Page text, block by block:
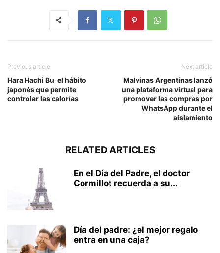
Previous article
Hara Hachi Bu, el hábito
japonés que permite
controlar las calorías
Next article
Malvinas Argentinas lanzó
una plataforma virtual para
promover las compras por
WhatsApp durante el
aislamiento
RELATED ARTICLES
En el Día del Padre, el doctor
Cormillot recuerda a su...
Día del padre: ¿el mejor regalo
entra en una caja?